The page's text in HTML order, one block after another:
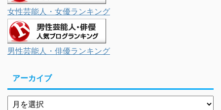
女性芸能人・女優ランキング
男性芸能人・俳優ランキング
アーカイブ